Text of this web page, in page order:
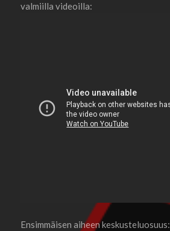
valmiilla videoilla:
Ensimmäisen aiheen keskusteluosuus: